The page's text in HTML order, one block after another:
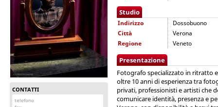
CONTATTI
telefono
Studio
Indirizzo
Dossobuono
Città
Verona
Regione
Veneto
Presentazione
Fotografo specializzato in ritratto
oltre 10 anni di esperienza tra
privati, professionisti e artisti che
comunicare identità, presenza e